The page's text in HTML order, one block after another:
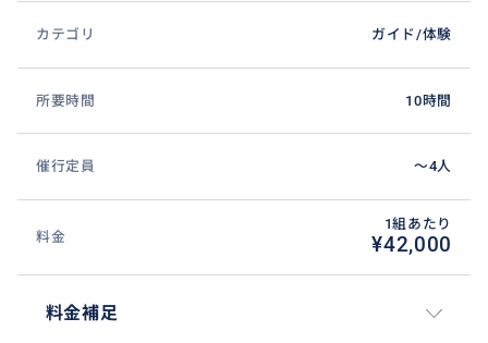
カテゴリ ガイド/体験
所要時間 10時間
催行定員 〜4人
料金
1組あたり
¥42,000
料金補足